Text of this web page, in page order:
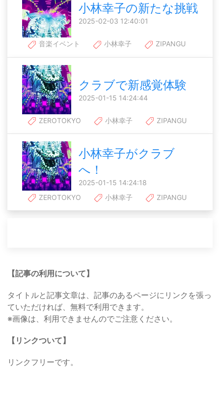
小林幸子の新たな挑戦
2025-02-03 12:40:01
音楽イベント 小林幸子 ZIPANGU
クラブで新感覚体験
2025-01-15 14:24:44
ZEROTOKYO 小林幸子 ZIPANGU
小林幸子がクラブ
へ！
2025-01-15 14:24:18
ZEROTOKYO
小林幸子 ZIPANGU
【記事の利用について】
タイトルと記事文章は、記事のあるページにリンクを張っ
ていただければ、無料で利用できます。
※画像は、利用できませんのでご注意ください。
【リンクついて】
リンクフリーです。